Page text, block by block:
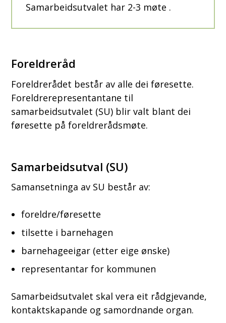
Samarbeidsutvalet har 2-3 møte .
Foreldreråd
Foreldrerådet består av alle dei føresette.
Foreldrerepresentantane til
samarbeidsutvalet (SU) blir valt blant dei
føresette på foreldrerådsmøte.
Samarbeidsutval (SU)
Samansetninga av SU består av:
foreldre/føresette
tilsette i barnehagen
barnehageeigar (etter eige ønske)
representantar for kommunen
Samarbeidsutvalet skal vera eit rådgjevande,
kontaktskapande og samordnande organ.